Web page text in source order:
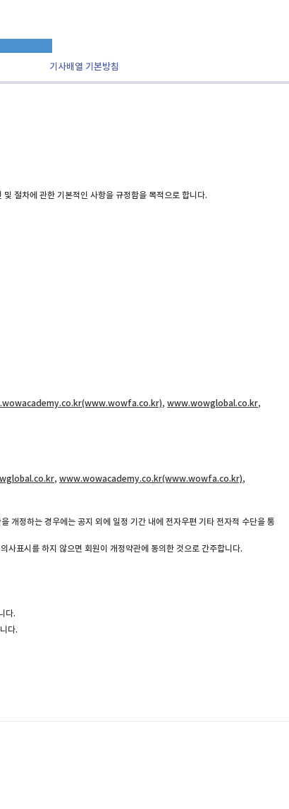
기사배열 기본방침
절차에 관한 기본적인 사항을 규정함을 목적으로 합니다.
, www.wowglobal.co.kr,
, www.wowacademy.co.kr(www.wowfa.co.kr),
개정하는 경우에는 공지 외에 일정 기간 내에 전자우편 기타 전자적 수단을 통
표시를 하지 않으면 회원이 개정약관에 동의한 것으로 간주합니다.
다.
다.